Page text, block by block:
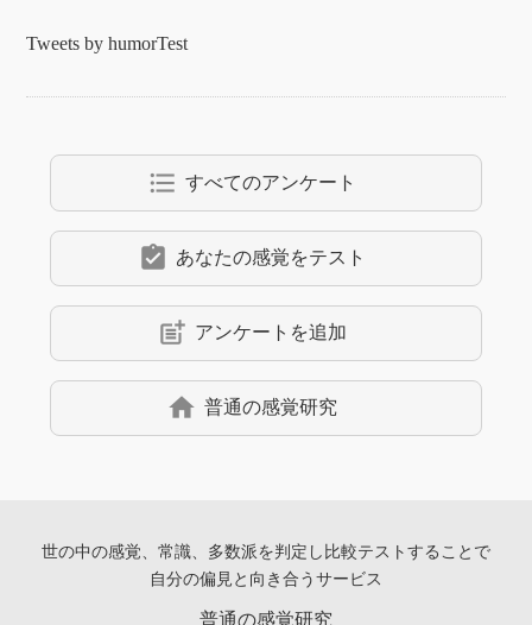
Tweets by humorTest
format_list_bulleted すべてのアンケート
assignment_turned_in あなたの感覚をテスト
post_add アンケートを追加
home 普通の感覚研究
世の中の感覚、常識、多数派を判定し 比較テストすることで
自分の偏見と向き合うサービス
普通の感覚研究